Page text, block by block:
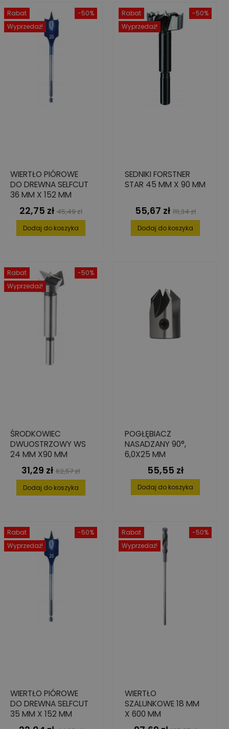
-50%
Rabat
Wyprzedaż!
WIERTŁO PIÓROWE
DO DREWNA SELFCUT
36 MM X 152 MM
Cena
22,75 zł Cena
podstawowa
45,49 zł
Dodaj do koszyka
-50%
Rabat
Wyprzedaż!
SEDNIKI FORSTNER
STAR 45 MM X 90 MM
Cena
55,67 zł Cena
podstawowa
111,34 zł
Dodaj do koszyka
-50%
Rabat
Wyprzedaż!
ŚRODKOWIEC
DWUOSTRZOWY WS
24 MM X90 MM
Cena
31,29 zł Cena
podstawowa
62,57 zł
Dodaj do koszyka
POGŁĘBIACZ
NASADZANY 90°,
6,0X25 MM
Cena
55,55 zł
Dodaj do koszyka
-50%
Rabat
Wyprzedaż!
WIERTŁO PIÓROWE
DO DREWNA SELFCUT
35 MM X 152 MM
-50%
Rabat
Wyprzedaż!
WIERTŁO
SZALUNKOWE 18 MM
X 600 MM